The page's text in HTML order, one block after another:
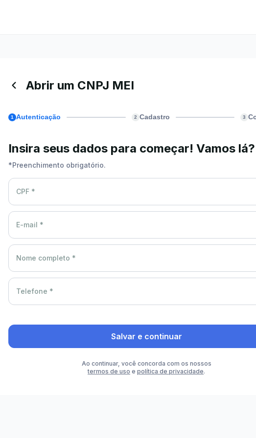
Abrir um CNPJ MEI
1 Autenticação 2 Cadastro 3
Insira seus dados para começar! Vamos lá?
*Preenchimento obrigatório.
CPF *
E-mail *
Nome completo *
Telefone *
Salvar e continuar
Ao continuar, você concorda com os nossos
termos de uso e política de privacidade.